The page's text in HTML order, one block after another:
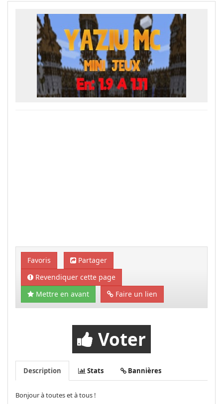
Favoris
Partager
Revendiquer cette page
Mettre en avant
Faire un lien
Voter
Description Stats Bannières
Bonjour à toutes et à tous !